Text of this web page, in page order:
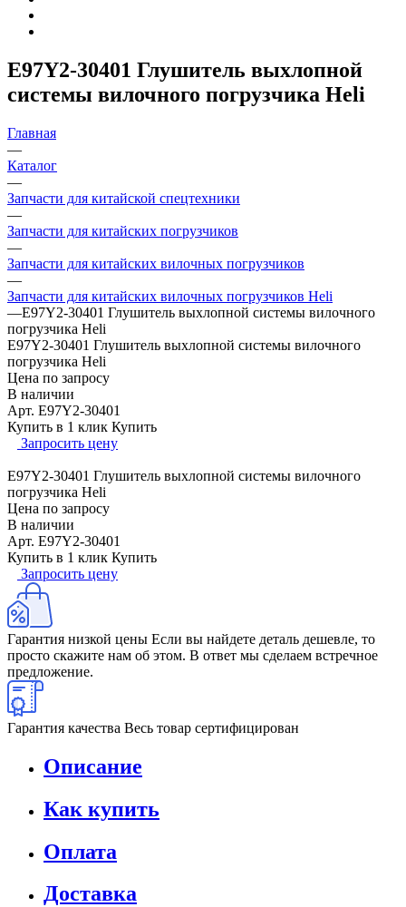
E97Y2-30401 Глушитель выхлопной
системы вилочного погрузчика Heli
Главная
—
Каталог
—
Запчасти для китайской спецтехники
—
Запчасти для китайских погрузчиков
—
Запчасти для китайских вилочных погрузчиков
—
Запчасти для китайских вилочных погрузчиков Heli
—E97Y2-30401 Глушитель выхлопной системы вилочного
погрузчика Heli
E97Y2-30401 Глушитель выхлопной системы вилочного
погрузчика Heli
Цена по запросу
В наличии
Арт. E97Y2-30401
Купить в 1 клик Купить
Запросить цену
E97Y2-30401 Глушитель выхлопной системы вилочного
погрузчика Heli
Цена по запросу
В наличии
Арт. E97Y2-30401
Купить в 1 клик Купить
Запросить цену
Гарантия низкой цены Если вы найдете деталь дешевле, то
просто скажите нам об этом. В ответ мы сделаем встречное
предложение.
Гарантия качества Весь товар сертифицирован
Описание
Как купить
Оплата
Доставка